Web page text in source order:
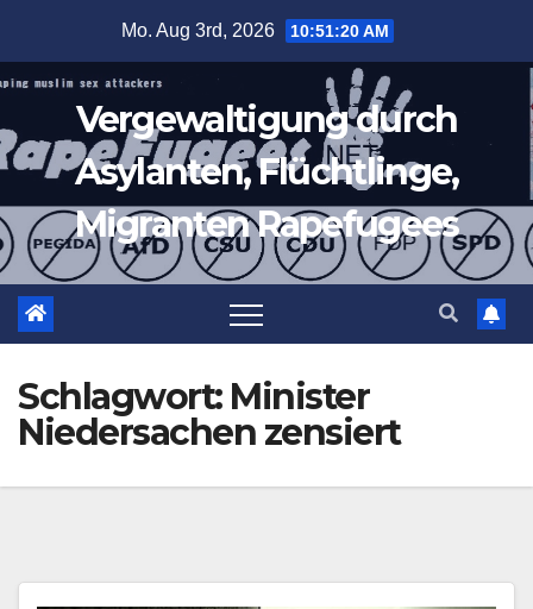
springen
Mo. Aug 3rd, 2026 10:51:20 AM
Vergewaltigung durch
Asylanten, Flüchtlinge,
Migranten Rapefugees
Schlagwort: Minister
Niedersachen zensiert